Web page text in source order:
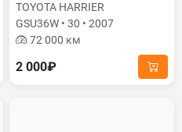
TOYOTA HARRIER
GSU36W • 30 • 2007
72 000 км
2 000₽